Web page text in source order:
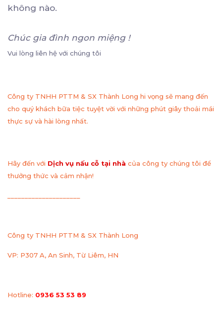
không nào.
Chúc gia đình ngon miệng !
Vui lòng liên hệ với chúng tôi
Công ty TNHH PTTM & SX Thành Long hi vọng sẽ mang đến
cho quý khách bữa tiệc tuyệt vời với những phút giây thoải mái
thực sự và hài lòng nhất.
Hãy đến với Dịch vụ nấu cỗ tại nhà của công ty chúng tôi để
thưởng thức và cảm nhận!
Công ty TNHH PTTM & SX Thành Long
VP: P307 A, An Sinh, Từ Liêm, HN
Hotline: 0936 53 53 89